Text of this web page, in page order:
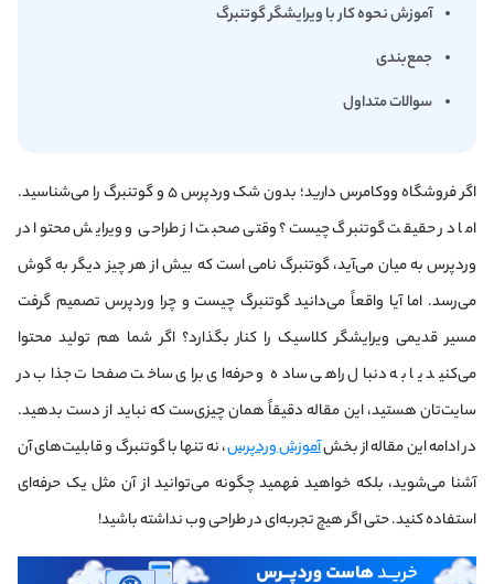
آموزش نحوه کار با ویرایشگر گوتنبرگ
جمع‌بندی
سوالات متداول
اگر فروشگاه ووکامرس دارید؛ بدون شک وردپرس ۵ و گوتنبرگ را می‌شناسید.
اما در حقیقت گوتنبرگ چیست؟ وقتی صحبت از طراحی و ویرایش محتوا در
وردپرس به میان می‌آید، گوتنبرگ نامی است که بیش از هر چیز دیگر به گوش
می‌رسد. اما آیا واقعاً می‌دانید گوتنبرگ چیست و چرا وردپرس تصمیم گرفت
مسیر قدیمی ویرایشگر کلاسیک را کنار بگذارد؟ اگر شما هم تولید محتوا
می‌کنید یا به دنبال راهی ساده و حرفه‌ای برای ساخت صفحات جذاب در
سایت‌تان هستید، این مقاله دقیقاً همان چیزی‌ست که نباید از دست بدهید.
در ادامه این مقاله از بخشآموزش وردپرس، نه تنها با گوتنبرگ و قابلیت‌های آن
آشنا می‌شوید، بلکه خواهید فهمید چگونه می‌توانید از آن مثل یک حرفه‌ای
استفاده کنید. حتی اگر هیچ تجربه‌ای در طراحی وب نداشته باشید!